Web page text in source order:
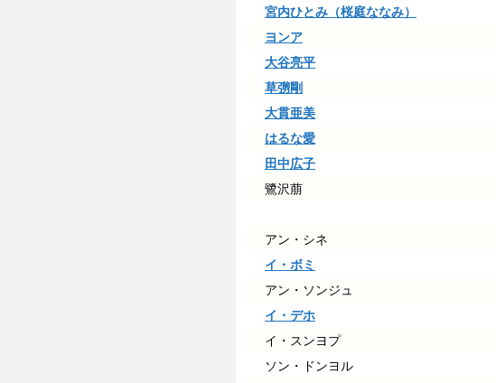
宮内ひとみ（桜庭ななみ）
ヨンア
大谷亮平
草彅剛
大貫亜美
はるな愛
田中広子
鷺沢萠
アン・シネ
イ・ボミ
アン・ソンジュ
イ・デホ
イ・スンヨプ
ソン・ドンヨル